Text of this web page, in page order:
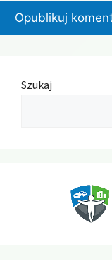
Szukaj